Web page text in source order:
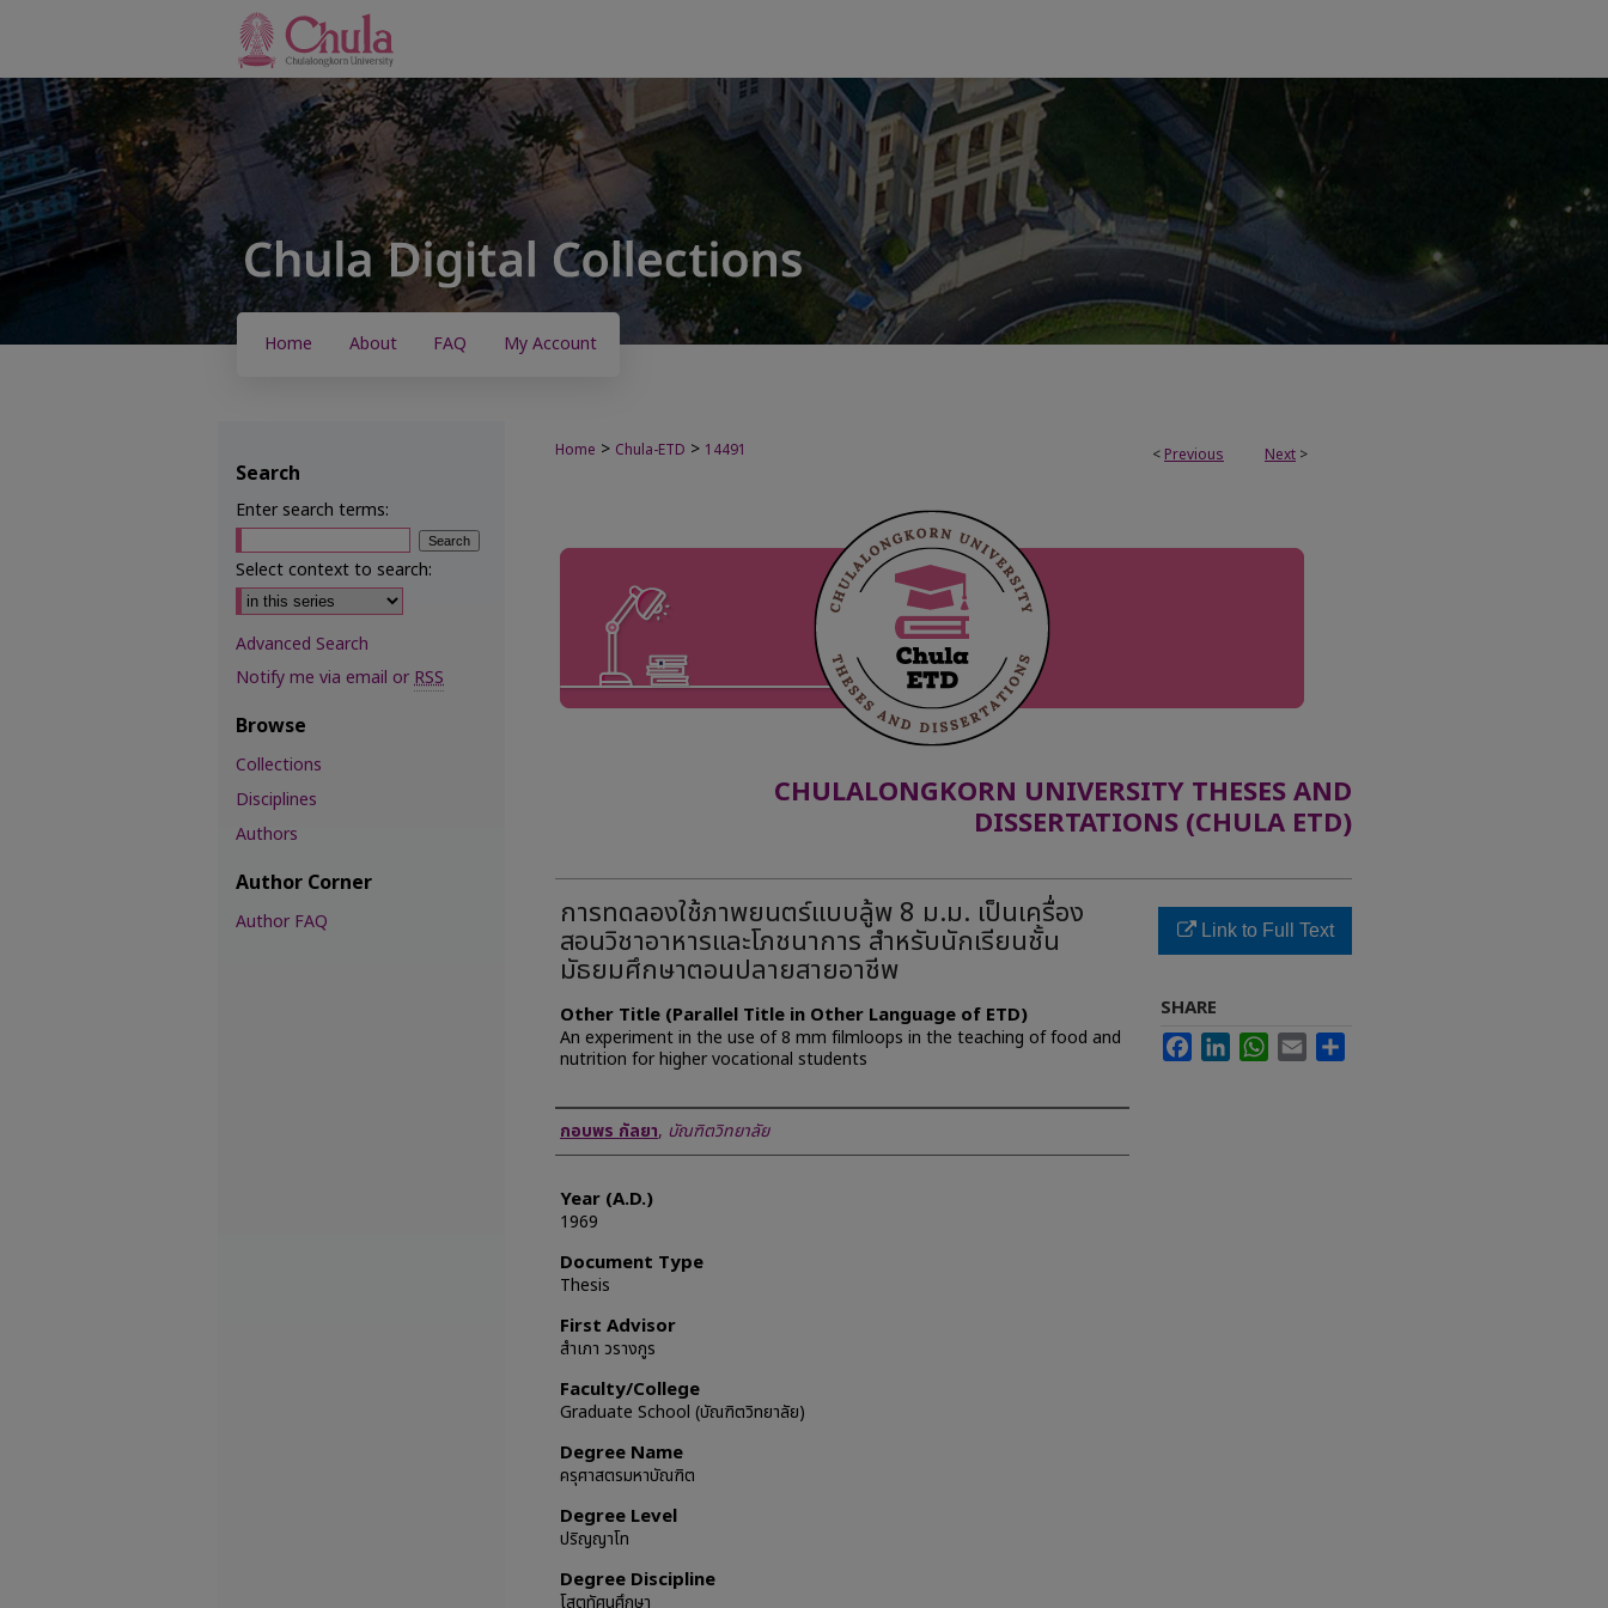
Home About FAQ My Account
< Previous Next >
Home > Chula-ETD > 14491
CHULALONGKORN UNIVERSITY THESES AND
DISSERTATIONS (CHULA ETD)
การทดลองใช้ภาพยนตร์แบบลู้พ 8 ม.ม. เป็นเครื่อง
สอนวิชาอาหารและโภชนาการ สำหรับนักเรียนชั้น
มัธยมศึกษาตอนปลายสายอาชีพ
Other Title (Parallel Title in Other Language of ETD)
An experiment in the use of 8 mm filmloops in the teaching of food and
nutrition for higher vocational students
Author
กอบพร กัลยา, บัณฑิตวิทยาลัย
Year (A.D.)
1969
Document Type
Thesis
First Advisor
สำเภา วรางกูร
Faculty/College
Graduate School (บัณฑิตวิทยาลัย)
Degree Name
ครุศาสตรมหาบัณฑิต
Degree Level
ปริญญาโท
Degree Discipline
โสตทัศนศึกษา
Link to Full Text
SHARE
FacebookLinkedInWhatsApp
Email
Search
Enter search terms:
Select context to search:
Advanced Search
Notify me via email or RSS
Browse
Collections
Disciplines
Authors
Author Corner
Author FAQ